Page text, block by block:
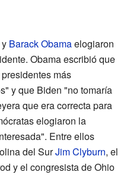
y Barack Obamaelogiaron
Obama escribió que
más
y que Biden "no tomaría
que era correcta para
elogiaron la
Entre ellos
del SurJim Clyburn, el
y el congresista de Ohio